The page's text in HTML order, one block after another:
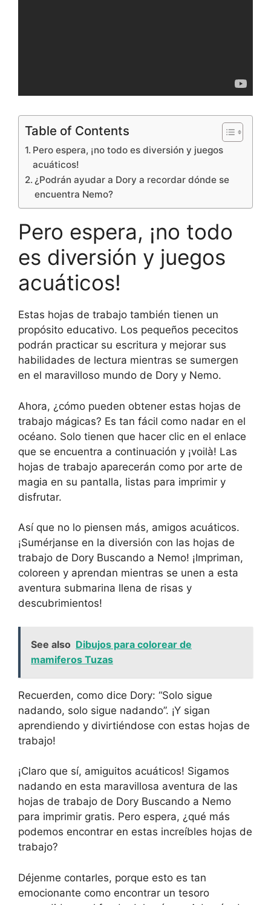
Table of Contents
Pero espera, ¡no todo es diversión y juegos
acuáticos!
¿Podrán ayudar a Dory a recordar dónde se
encuentra Nemo?
Pero espera, ¡no todo
es diversión y juegos
acuáticos!
Estas hojas de trabajo también tienen un
propósito educativo. Los pequeños pececitos
podrán practicar su escritura y mejorar sus
habilidades de lectura mientras se sumergen
en el maravilloso mundo de Dory y Nemo.
Ahora, ¿cómo pueden obtener estas hojas de
trabajo mágicas? Es tan fácil como nadar en el
océano. Solo tienen que hacer clic en el enlace
que se encuentra a continuación y ¡voilà! Las
hojas de trabajo aparecerán como por arte de
magia en su pantalla, listas para imprimir y
disfrutar.
Así que no lo piensen más, amigos acuáticos.
¡Sumérjanse en la diversión con las hojas de
trabajo de Dory Buscando a Nemo! ¡Impriman,
coloreen y aprendan mientras se unen a esta
aventura submarina llena de risas y
descubrimientos!
See also Dibujos para colorear de
mamiferos Tuzas
Recuerden, como dice Dory: “Solo sigue
nadando, solo sigue nadando”. ¡Y sigan
aprendiendo y divirtiéndose con estas hojas de
trabajo!
¡Claro que sí, amiguitos acuáticos! Sigamos
nadando en esta maravillosa aventura de las
hojas de trabajo de Dory Buscando a Nemo
para imprimir gratis. Pero espera, ¿qué más
podemos encontrar en estas increíbles hojas de
trabajo?
Déjenme contarles, porque esto es tan
emocionante como encontrar un tesoro